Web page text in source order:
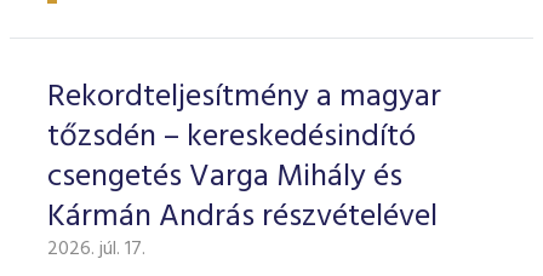
Rekordteljesítmény a magyar
tőzsdén – kereskedésindító
csengetés Varga Mihály és
Kármán András részvételével
2026. júl. 17.